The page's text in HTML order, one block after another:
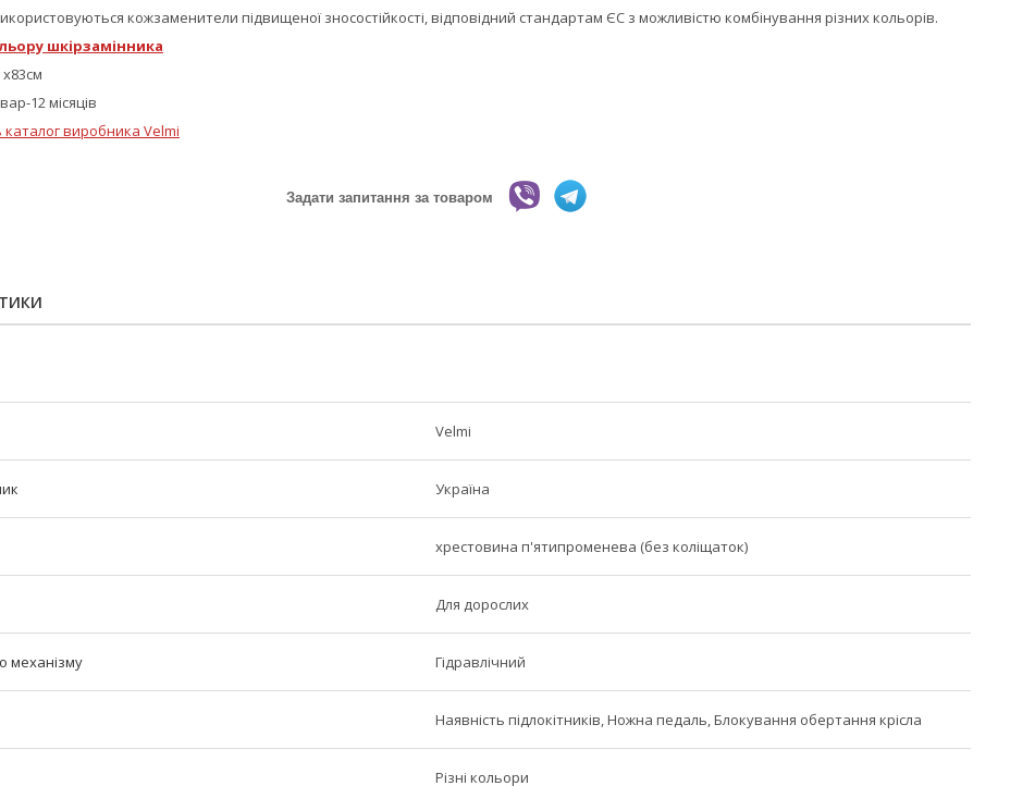
кожзаменители підвищеної зносостійкості, відповідний стандартам ЄС з можливістю комбінування різних кольорів.
шкірзамінника
12 місяців
виробника Velmi
Задати запитання за товаром
Velmi
Україна
хрестовина п'ятипроменева (без коліщаток)
Для дорослих
механізму Гідравлічний
Наявність підлокітників, Ножна педаль, Блокування обертання крісла
Різні кольори